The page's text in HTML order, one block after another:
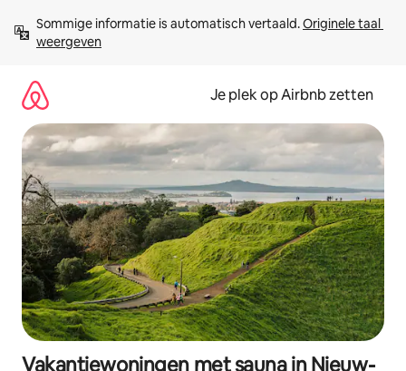
direct
naar
Sommige informatie is automatisch vertaald. Originele taal
weergeven
Je plek op Airbnb zetten
Vakantiewoningen met sauna in Nieuw-